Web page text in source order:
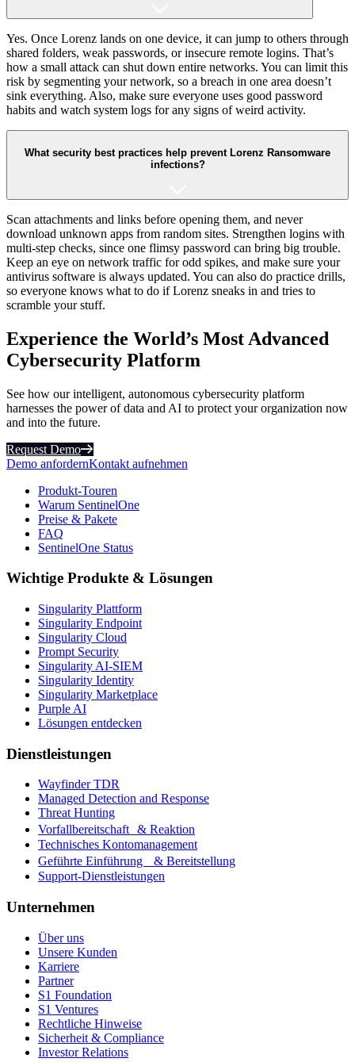
Yes. Once Lorenz lands on one device, it can jump to others through
shared folders, weak passwords, or insecure remote logins. That’s
how a small attack can shut down entire networks. You can limit this
risk by segmenting your network, so a breach in one area doesn’t
sink everything. Also, make sure everyone uses good password
habits and watch system logs for any signs of weird activity.
What security best practices help prevent Lorenz Ransomware
infections?
Scan attachments and links before opening them, and never
download unknown apps from random sites. Strengthen logins with
multi-step checks, since one flimsy password can bring big trouble.
Keep an eye on network traffic for odd spikes, and make sure your
antivirus software is always updated. You can also do practice drills,
so everyone knows what to do if Lorenz sneaks in and tries to
scramble your stuff.
Experience the World’s Most Advanced
Cybersecurity Platform
See how our intelligent, autonomous cybersecurity platform
harnesses the power of data and AI to protect your organization now
and into the future.
Request Demo
Demo anfordernKontakt aufnehmen
Produkt-Touren
Warum SentinelOne
Preise & Pakete
FAQ
SentinelOne Status
Wichtige Produkte & Lösungen
Singularity Plattform
Singularity Endpoint
Singularity Cloud
Prompt Security
Singularity AI-SIEM
Singularity Identity
Singularity Marketplace
Purple AI
Lösungen entdecken
Dienstleistungen
Wayfinder TDR
Managed Detection and Response
Threat Hunting
Vorfallbereitschaft & Reaktion
Technisches Kontomanagement
Geführte Einführung & Bereitstellung
Support-Dienstleistungen
Unternehmen
Über uns
Unsere Kunden
Karriere
Partner
S1 Foundation
S1 Ventures
Rechtliche Hinweise
Sicherheit & Compliance
Investor Relations